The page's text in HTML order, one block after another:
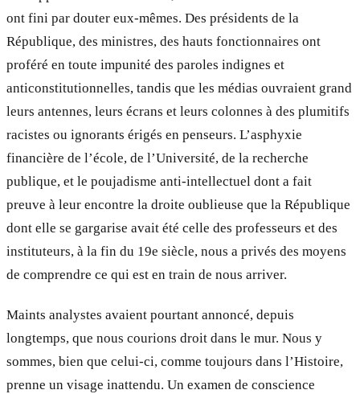
ont fini par douter eux-mêmes. Des présidents de la
République, des ministres, des hauts fonctionnaires ont
proféré en toute impunité des paroles indignes et
anticonstitutionnelles, tandis que les médias ouvraient grand
leurs antennes, leurs écrans et leurs colonnes à des plumitifs
racistes ou ignorants érigés en penseurs. L’asphyxie
financière de l’école, de l’Université, de la recherche
publique, et le poujadisme anti-intellectuel dont a fait
preuve à leur encontre la droite oublieuse que la République
dont elle se gargarise avait été celle des professeurs et des
instituteurs, à la fin du 19e siècle, nous a privés des moyens
de comprendre ce qui est en train de nous arriver.
Maints analystes avaient pourtant annoncé, depuis
longtemps, que nous courions droit dans le mur. Nous y
sommes, bien que celui-ci, comme toujours dans l’Histoire,
prenne un visage inattendu. Un examen de conscience